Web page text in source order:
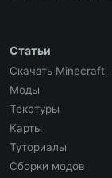
Статьи
Скачать Minecraft
Моды
Текстуры
Карты
Туториалы
Сборки модов